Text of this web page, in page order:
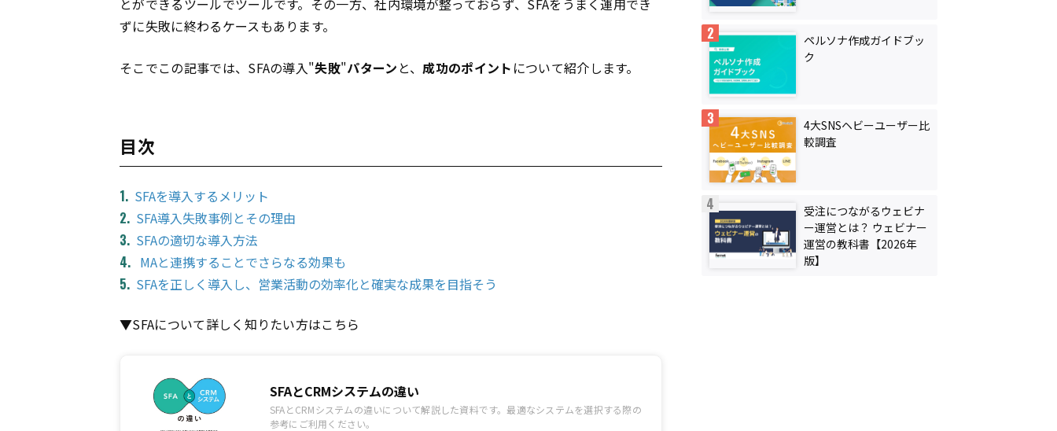
とができるツールでツールです。その一方、社内環境が整っておらず、SFAをうまく運用でき
ずに失敗に終わるケースもあります。
そこでこの記事では、SFAの導入"失敗"パターン と、成功のポイント について紹介します。
目次
SFAを導入するメリット
SFA導入失敗事例とその理由
SFAの適切な導入方法
MAと連携することでさらなる効果も
SFAを正しく導入し、営業活動の効率化と確実な成果を目指そう
▼SFAについて詳しく知りたい方はこちら
SFAとCRMシステムの違い
SFAとCRMシステムの違いについて解説した資料です。最適なシステムを選択する際の
参考にご利用ください。
ペルソナ作成ガイドブッ
ク
4大SNSヘビーユーザー比
較調査
受注につながるウェビナ
ー運営とは？ ウェビナー
運営の教科書【2026年
版】